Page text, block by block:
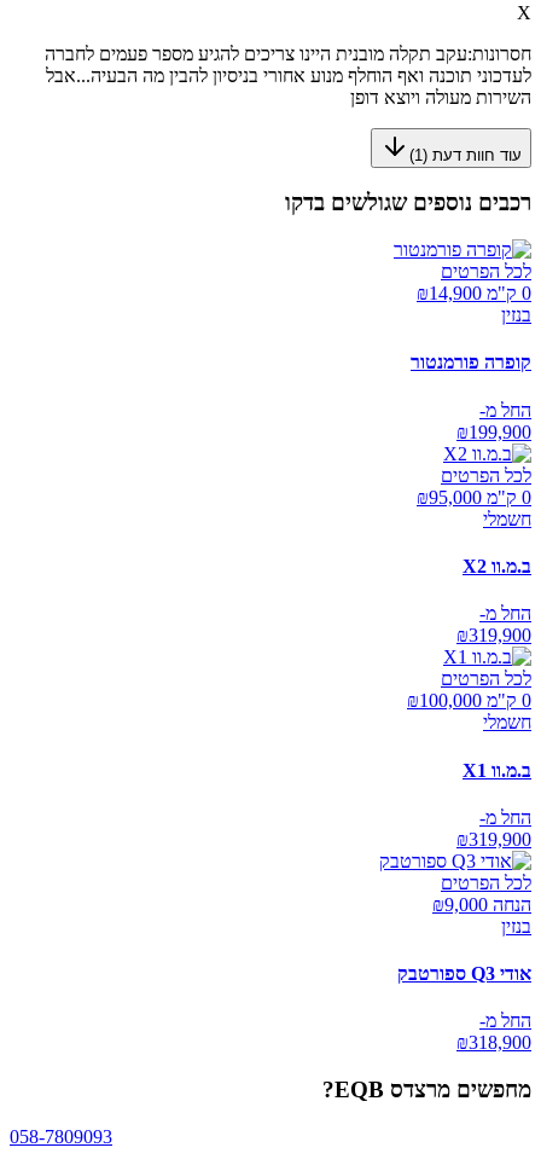
X
חסרונות:עקב תקלה מובנית היינו צריכים להגיע מספר פעמים לחברה
לעדכוני תוכנה ואף הוחלף מנוע אחורי בניסיון להבין מה הבעיה...אבל
השירות מעולה ויוצא דופן
עוד חוות דעת ( 1
)
רכבים נוספים שגולשים בדקו
לכל הפרטים
0 ק"מ ₪
14,900
בנזין
קופרה פורמנטור
החל מ-
₪199,900
לכל הפרטים
0 ק"מ ₪
95,000
חשמלי
ב.מ.וו X2
החל מ-
₪319,900
לכל הפרטים
0 ק"מ ₪
100,000
חשמלי
ב.מ.וו X1
החל מ-
₪319,900
לכל הפרטים
הנחה ₪ 9,000
בנזין
אודי Q3 ספורטבק
החל מ-
₪318,900
מחפשים מרצדס EQB ?
058-7809093